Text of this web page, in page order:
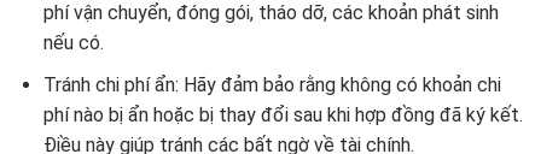
phí vận chuyển, đóng gói, tháo dỡ, các khoản phát sinh
nếu có.
Tránh chi phí ẩn: Hãy đảm bảo rằng không có khoản chi
phí nào bị ẩn hoặc bị thay đổi sau khi hợp đồng đã ký kết.
Điều này giúp tránh các bất ngờ về tài chính.